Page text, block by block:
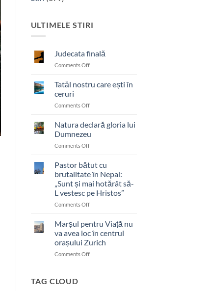
ULTIMELE STIRI
Judecata finală
Comments Offon
Tatăl nostru care ești în
ceruri
Comments Offon
nostru
ești
în
Natura declară gloria lui
Dumnezeu
Comments Offon
declară
lui
Dumnezeu
Pastor bătut cu
brutalitate în Nepal:
„Sunt și mai hotărât să-
L vestesc pe Hristos”
Comments Offon
bătut
brutalitate
în
Nepal:
Marșul pentru Viață nu
va avea loc în centrul
orașului Zurich
Comments Offon
TAG CLOUD